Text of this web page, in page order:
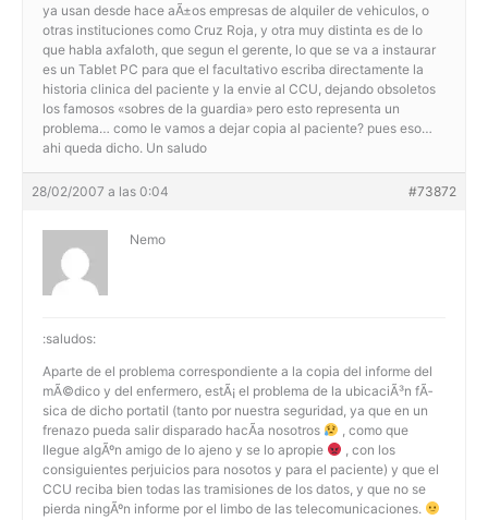
ya usan desde hace aÃ±os empresas de alquiler de vehiculos, o
otras instituciones como Cruz Roja, y otra muy distinta es de lo
que habla axfaloth, que segun el gerente, lo que se va a instaurar
es un Tablet PC para que el facultativo escriba directamente la
historia clinica del paciente y la envie al CCU, dejando obsoletos
los famosos «sobres de la guardia» pero esto representa un
problema… como le vamos a dejar copia al paciente? pues eso…
ahi queda dicho. Un saludo
28/02/2007 a las 0:04 #73872
Nemo
:saludos:
Aparte de el problema correspondiente a la copia del informe del
mÃ©dico y del enfermero, estÃ¡ el problema de la ubicaciÃ³n fÃ­
sica de dicho portatil (tanto por nuestra seguridad, ya que en un
frenazo pueda salir disparado hacÃ­a nosotros
, como que
llegue algÃºn amigo de lo ajeno y se lo apropie
, con los
consiguientes perjuicios para nosotos y para el paciente) y que el
CCU reciba bien todas las tramisiones de los datos, y que no se
pierda ningÃºn informe por el limbo de las telecomunicaciones.